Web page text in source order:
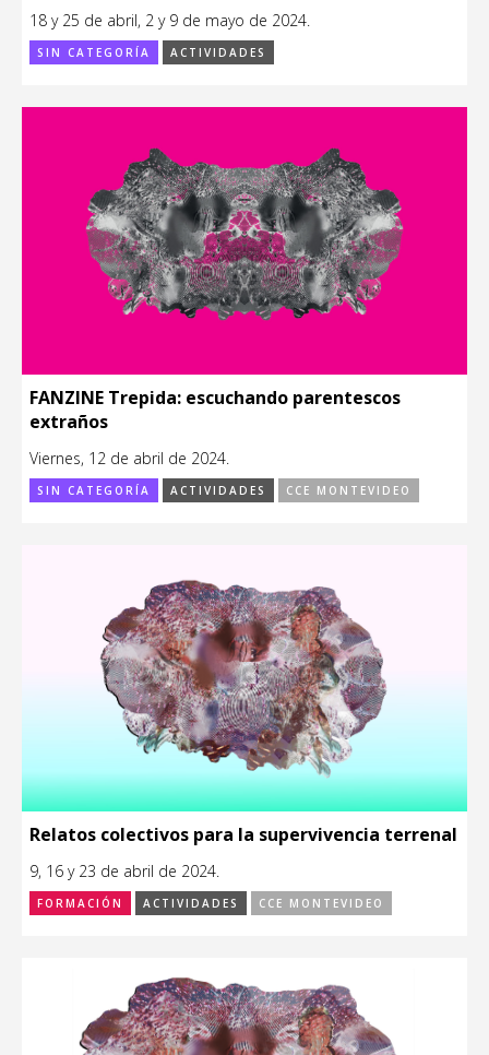
18 y 25 de abril, 2 y 9 de mayo de 2024.
SIN CATEGORÍA ACTIVIDADES
FANZINE Trepida: escuchando parentescos
extraños
Viernes, 12 de abril de 2024.
SIN CATEGORÍA ACTIVIDADES CCE MONTEVIDEO
Relatos colectivos para la supervivencia terrenal
9, 16 y 23 de abril de 2024.
FORMACIÓN ACTIVIDADES CCE MONTEVIDEO